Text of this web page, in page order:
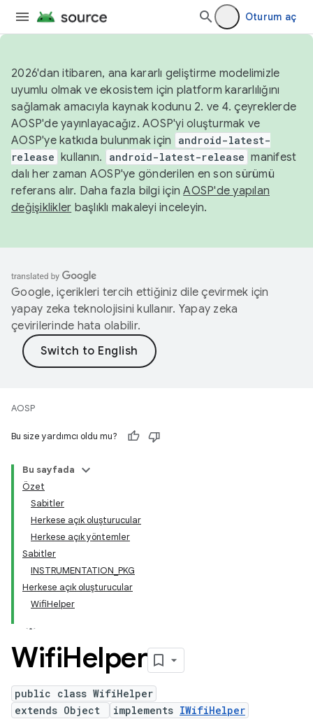
Oturum aç
2026'dan itibaren, ana kararlı geliştirme modelimizle
uyumlu olmak ve ekosistem için platform kararlılığını
sağlamak amacıyla kaynak kodunu 2. ve 4. çeyreklerde
AOSP'de yayınlayacağız. AOSP'yi oluşturmak ve
AOSP'ye katkıda bulunmak için
android-latest-
release kullanın. android-latest-release manifest
dalı her zaman AOSP'ye gönderilen en son sürümü
referans alır. Daha fazla bilgi içinAOSP'de yapılan
değişiklikler başlıklı makaleyi inceleyin.
Google, içerikleri tercih ettiğiniz dile çevirmek için
yapay zeka teknolojisini kullanır. Yapay zeka
çevirilerinde hata olabilir.
AOSP
Bu size yardımcı oldu mu?
Bu sayfada
Özet
Sabitler
Herkese açık oluşturucular
Herkese açık yöntemler
Sabitler
INSTRUMENTATION_PKG
Herkese açık oluşturucular
WifiHelper
WifiHelper
public class WifiHelper
extends Object
implements IWifiHelper